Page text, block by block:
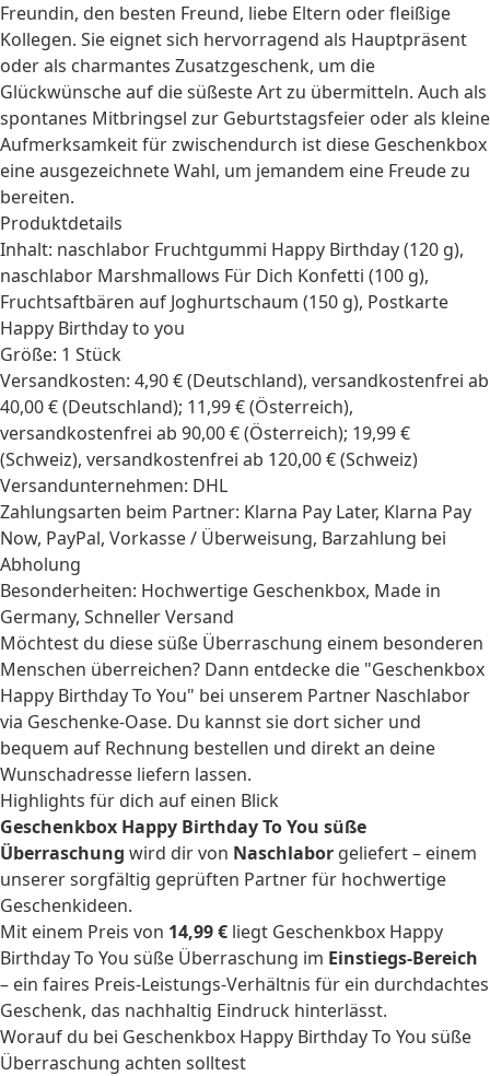
Freundin, den besten Freund, liebe Eltern oder fleißige
Kollegen. Sie eignet sich hervorragend als Hauptpräsent
oder als charmantes Zusatzgeschenk, um die
Glückwünsche auf die süßeste Art zu übermitteln. Auch als
spontanes Mitbringsel zur Geburtstagsfeier oder als kleine
Aufmerksamkeit für zwischendurch ist diese Geschenkbox
eine ausgezeichnete Wahl, um jemandem eine Freude zu
bereiten.
Produktdetails
Inhalt: naschlabor Fruchtgummi Happy Birthday (120 g),
naschlabor Marshmallows Für Dich Konfetti (100 g),
Fruchtsaftbären auf Joghurtschaum (150 g), Postkarte
Happy Birthday to you
Größe: 1 Stück
Versandkosten: 4,90 € (Deutschland), versandkostenfrei ab
40,00 € (Deutschland); 11,99 € (Österreich),
versandkostenfrei ab 90,00 € (Österreich); 19,99 €
(Schweiz), versandkostenfrei ab 120,00 € (Schweiz)
Versandunternehmen: DHL
Zahlungsarten beim Partner: Klarna Pay Later, Klarna Pay
Now, PayPal, Vorkasse / Überweisung, Barzahlung bei
Abholung
Besonderheiten: Hochwertige Geschenkbox, Made in
Germany, Schneller Versand
Möchtest du diese süße Überraschung einem besonderen
Menschen überreichen? Dann entdecke die "Geschenkbox
Happy Birthday To You" bei unserem Partner Naschlabor
via Geschenke-Oase. Du kannst sie dort sicher und
bequem auf Rechnung bestellen und direkt an deine
Wunschadresse liefern lassen.
Highlights für dich auf einen Blick
Geschenkbox Happy Birthday To You süße
Überraschung wird dir von Naschlabor geliefert – einem
unserer sorgfältig geprüften Partner für hochwertige
Geschenkideen.
Mit einem Preis von 14,99 € liegt Geschenkbox Happy
Birthday To You süße Überraschung im Einstiegs-Bereich
– ein faires Preis-Leistungs-Verhältnis für ein durchdachtes
Geschenk, das nachhaltig Eindruck hinterlässt.
Worauf du bei Geschenkbox Happy Birthday To You süße
Überraschung achten solltest